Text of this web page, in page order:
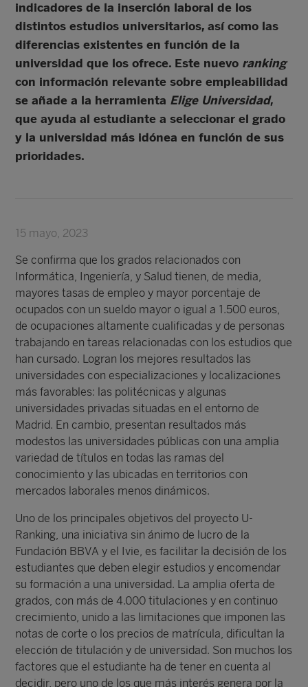
indicadores de la inserción laboral de los
distintos estudios universitarios, así como las
diferencias existentes en función de la
universidad que los ofrece. Este nuevo ranking
con información relevante sobre empleabilidad
se añade a la herramienta Elige Universidad,
que ayuda al estudiante a seleccionar el grado
y la universidad más idónea en función de sus
prioridades.
15 mayo, 2023
Se confirma que los grados relacionados con
Informática, Ingeniería, y Salud tienen, de media,
mayores tasas de empleo y mayor porcentaje de
ocupados con un sueldo mayor o igual a 1.500 euros,
de ocupaciones altamente cualificadas y de personas
trabajando en tareas relacionadas con los estudios que
han cursado. Logran los mejores resultados las
universidades con especializaciones y localizaciones
más favorables: las politécnicas y algunas
universidades privadas situadas en el entorno de
Madrid. En cambio, presentan resultados más
modestos las universidades públicas con una amplia
variedad de títulos en todas las ramas del
conocimiento y las ubicadas en territorios con
mercados laborales menos dinámicos.
Uno de los principales objetivos del proyecto U-
Ranking, una iniciativa sin ánimo de lucro de la
Fundación BBVA y el Ivie, es facilitar la decisión de los
estudiantes que deben elegir estudios y encomendar
su formación a una universidad. La amplia oferta de
grados, con más de 4.000 titulaciones y en continuo
crecimiento, unido a las limitaciones que imponen las
notas de corte o los precios de matrícula, dificultan la
elección de titulación y de universidad. Son muchos los
factores que el estudiante ha de tener en cuenta al
decidir, pero uno de los que más interés genera por la